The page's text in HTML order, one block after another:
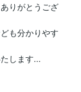
りがとうござ
も分かりやす
します...